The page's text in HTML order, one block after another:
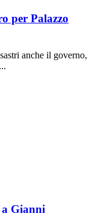
per Palazzo
anche il governo,
Gianni